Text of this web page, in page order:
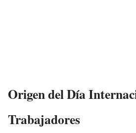
Origen del Día
Trabajadores